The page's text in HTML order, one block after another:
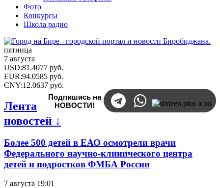
Фото
Конкурсы
Школа радио
пятница
7 августа
USD:81.4077 руб.
EUR:94.0585 руб.
CNY:12.0637 руб.
Подпишись на
НОВОСТИ!
Лента
новостей ↓
Более 500 детей в ЕАО осмотрели врачи
Федерального научно-клинического центра
детей и подростков ФМБА России
7 августа 19:01